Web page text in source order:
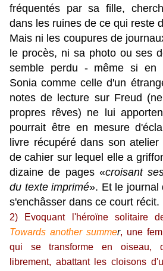
fréquentés par sa fille,
dans les ruines de ce qui reste
Mais ni les coupures de
le procès, ni sa photo ou ses
semble perdu - même si en
Sonia comme celle d'un
notes de lecture sur Freud
propres rêves) ne lui
pourrait être en mesure
livre récupéré dans son
de cahier sur lequel elle a
dizaine de pages «croisant
du texte imprimé». Et le journal
s'enchâsser dans ce court récit.
2) Evoquant l'héroïne solitaire
Towards another summer, une
qui se transforme en oiseau,
librement, abattant les cloisons